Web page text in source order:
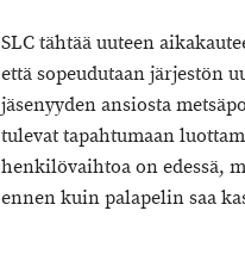
SLC tähtää uuteen
että sopeudutaan järjestön
jäsenyyden ansiosta
tulevat tapahtumaan
henkilövaihtoa on edessä,
ennen kuin palapelin saa